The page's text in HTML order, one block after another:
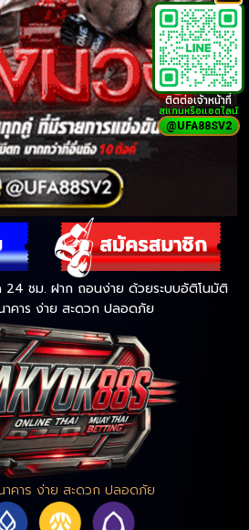
ชม. ฝาก ถอนง่าย ด้วยระบบอัติโนมัติ
าคาร ง่าย สะดวก ปลอดภัย
คาร ง่าย สะดวก ปลอดภัย
ติดต่อเจ้าหน้าที่
สแกนหรือแอดไลน์
@UFA88SV2